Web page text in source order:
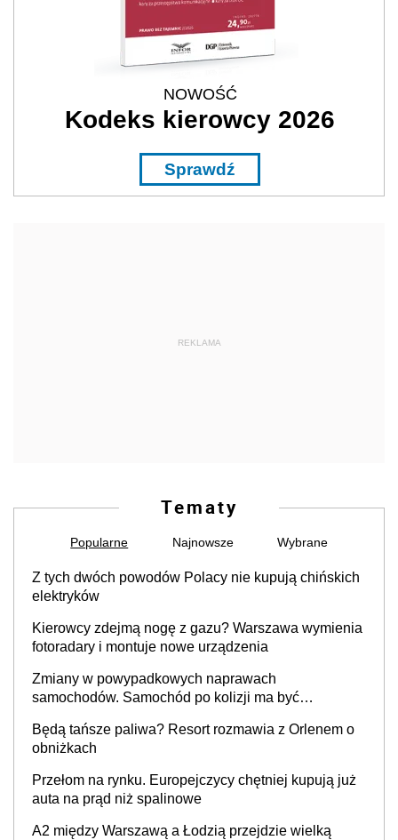
NOWOŚĆ
Kodeks kierowcy 2026
Sprawdź
REKLAMA
Tematy
Popularne Najnowsze Wybrane
Z tych dwóch powodów Polacy nie kupują chińskich
elektryków
Kierowcy zdejmą nogę z gazu? Warszawa wymienia
fotoradary i montuje nowe urządzenia
Zmiany w powypadkowych naprawach
samochodów. Samochód po kolizji ma być
producenta
Będą tańsze paliwa? Resort rozmawia z Orlenem o
obniżkach
Przełom na rynku. Europejczycy chętniej kupują już
auta na prąd niż spalinowe
A2 między Warszawą a Łodzią przejdzie wielką